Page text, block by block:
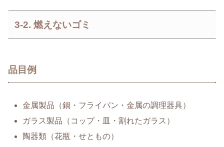
3-2. 燃えないゴミ
品目例
金属製品（鍋・フライパン・金属の調理器具）
ガラス製品（コップ・皿・割れたガラス）
陶器類（花瓶・せともの）